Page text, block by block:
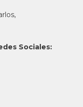
Sociales: